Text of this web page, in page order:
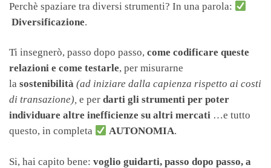
Perchè spaziare tra diversi strumenti? In una parola:
Diversificazione.
Ti insegnerò, passo dopo passo, come codificare queste
relazioni e come testarle, per misurarne
la sostenibilità (ad iniziare dalla capienza rispetto ai costi
di transazione), e per darti gli strumenti per poter
individuare altre inefficienze su altri mercati …e tutto
questo, in completa
AUTONOMIA.
Si, hai capito bene: voglio guidarti, passo dopo passo, a